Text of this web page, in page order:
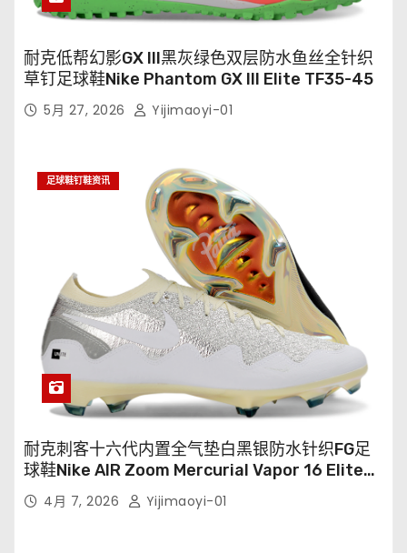
耐克低帮幻影GX III黑灰绿色双层防水鱼丝全针织
草钉足球鞋Nike Phantom GX III Elite TF35-45
5月 27, 2026 Yijimaoyi-01
足球鞋钉鞋资讯
耐克刺客十六代内置全气垫白黑银防水针织FG足
球鞋Nike AIR Zoom Mercurial Vapor 16 Elite
XXV FG35-45
4月 7, 2026 Yijimaoyi-01